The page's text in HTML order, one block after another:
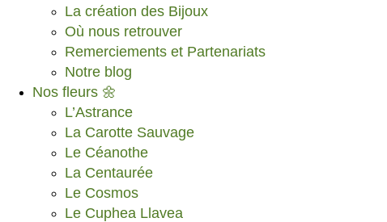
La création des Bijoux
Où nous retrouver
Remerciements et Partenariats
Notre blog
Nos fleurs 🌼
L’Astrance
La Carotte Sauvage
Le Céanothe
La Centaurée
Le Cosmos
Le Cuphea Llavea